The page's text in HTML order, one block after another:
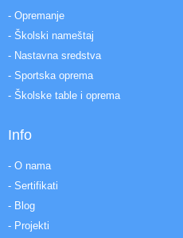
- Opremanje
- Školski nameštaj
- Nastavna sredstva
- Sportska oprema
- Školske table i oprema
Info
- O nama
- Sertifikati
- Blog
- Projekti